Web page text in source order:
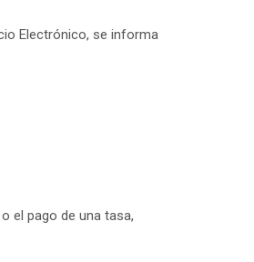
Electrónico, se informa
el pago de una tasa,